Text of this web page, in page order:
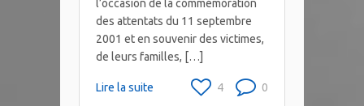
l’occasion de la commémoration
des attentats du 11 septembre
2001 et en souvenir des victimes,
de leurs familles, […]
Lire la suite 0
4